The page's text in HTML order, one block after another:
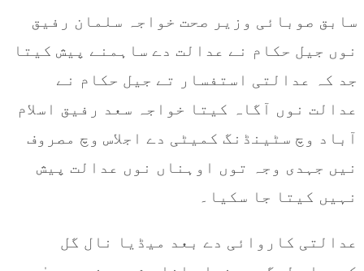
سابق صوبائی وزیر صحت خواجہ سلمان رفیق
نوں جیل حکام نے عدالت دے ساہمنے پیش کیتا
جد کہ عدالتی استفسار تے جیل حکام نے
عدالت نوں آگاہ کیتا خواجہ سعد رفیق اسلام
آباد وچ سٹینڈنگ کمیٹی دے اجلاس وچ مصروف
نیں جہدی وجہ توں اوہناں نوں عدالت پیش
نہیں کیتا جا سکیا۔
عدالتی کاروائی دے بعد میڈیا نال گل